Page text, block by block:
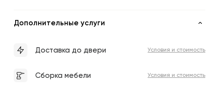
Дополнительные услуги
Доставка до двери Условия и стоимость
Сборка мебели Условия и стоимость